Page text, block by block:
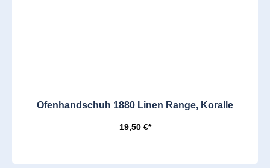
Ofenhandschuh 1880 Linen Range, Koralle
19,50 €*